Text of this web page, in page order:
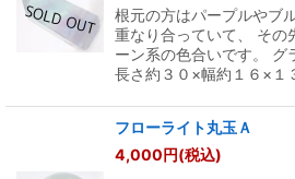
根元の方はパープルやブ
重なり合っていて、 その
ーン系の色合いです。 グ
長さ約３０×幅約１６×
フローライト丸玉Ａ
4,000円(税込)